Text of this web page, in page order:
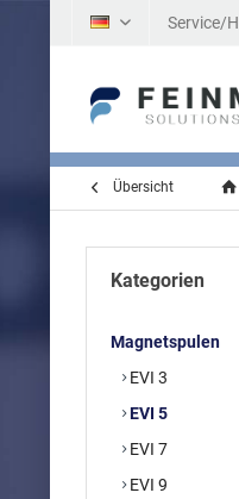
Service/
Übersicht
Kategorien
Magnetspulen
EVI 3
EVI 5
EVI 7
EVI 9